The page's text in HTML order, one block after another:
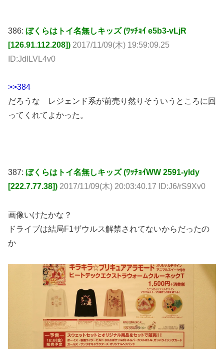
386: ぼくらはトイ名無しキッズ (ﾜｯﾁｮｲ e5b3-vLjR
[126.91.112.208]) 2017/11/09(木) 19:59:09.25
ID:JdlLVL4v0
>>384
だろうな レジェンド系が前売り然りそういうところに回
ってくれてよかった。
387: ぼくらはトイ名無しキッズ (ﾜｯﾁｮｲWW 2591-yldy
[222.7.77.38]) 2017/11/09(木) 20:03:40.17 ID:J6/rS9Xv0
画像いけたかな？
ドライブは結局F1ザウルス解禁されてないからだったの
か